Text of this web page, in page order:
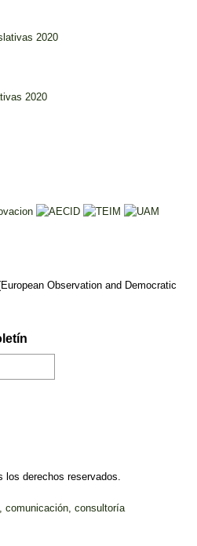
2020
2020
Observation and Democratic
derechos reservados.